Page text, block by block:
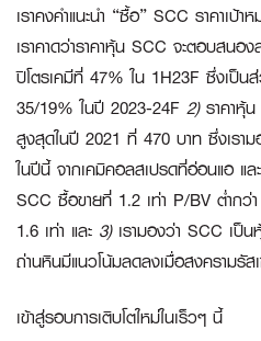
เราคงคำแนะนำ “ซื้อ” SCC ราคาเป้
เราคาดว่าราคาหุ้น SCC จะตอบสน
ปิโตรเคมีที่ 47% ใน 1H23F ซึ่งเป็น
35/19% ในปี 2023-24F 2)ราคาหุ้
สูงสุดในปี 2021 ที่ 470 บาท ซึ่งเราม
ในปีนี้ จากเคมิคอลสเปรดที่อ่อนแอ แ
SCC ซื้อขายที่ 1.2 เท่า P/BV ต่ำก
1.6 เท่า และ 3)เรามองว่า SCC เป็น
ถ่านหินมีแนวโน้มลดลงเมื่อสงครามรั
เข้าสู่รอบการเติบโตใหม่ในเร็วๆ นี้